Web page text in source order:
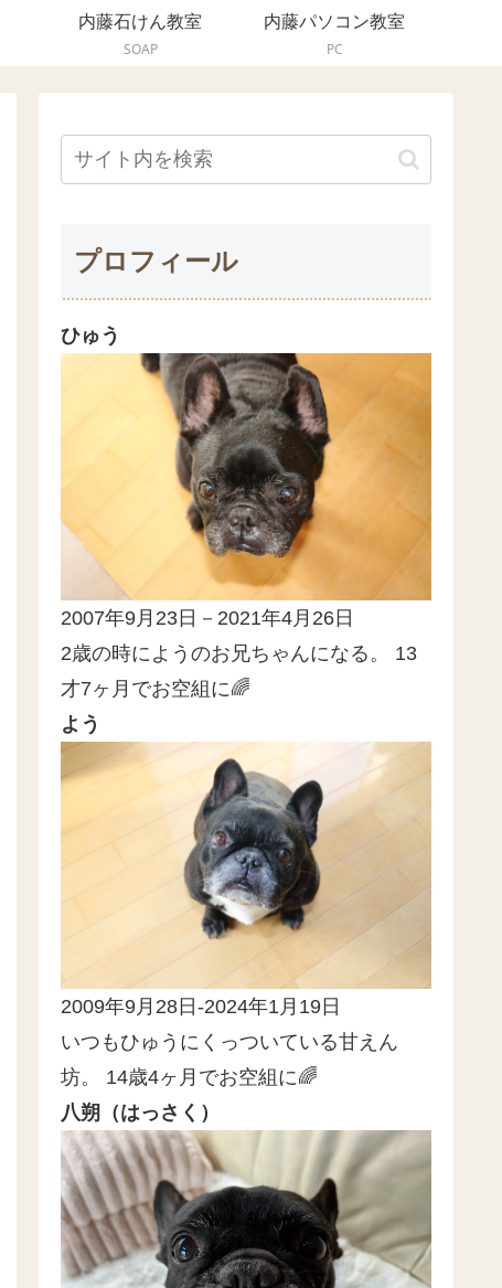
内藤石けん教室
SOAP
内藤パソコン教室
PC
プロフィール
ひゅう
2007年9月23日－2021年4月26日
2歳の時にようのお兄ちゃんになる。 13
才7ヶ月でお空組に🌈
よう
2009年9月28日-2024年1月19日
いつもひゅうにくっついている甘えん
坊。 14歳4ヶ月でお空組に🌈
八朔（はっさく）